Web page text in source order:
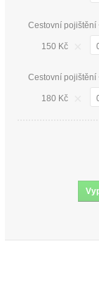
Cestovní pojištění
150 Kč
Cestovní pojištění
180 Kč